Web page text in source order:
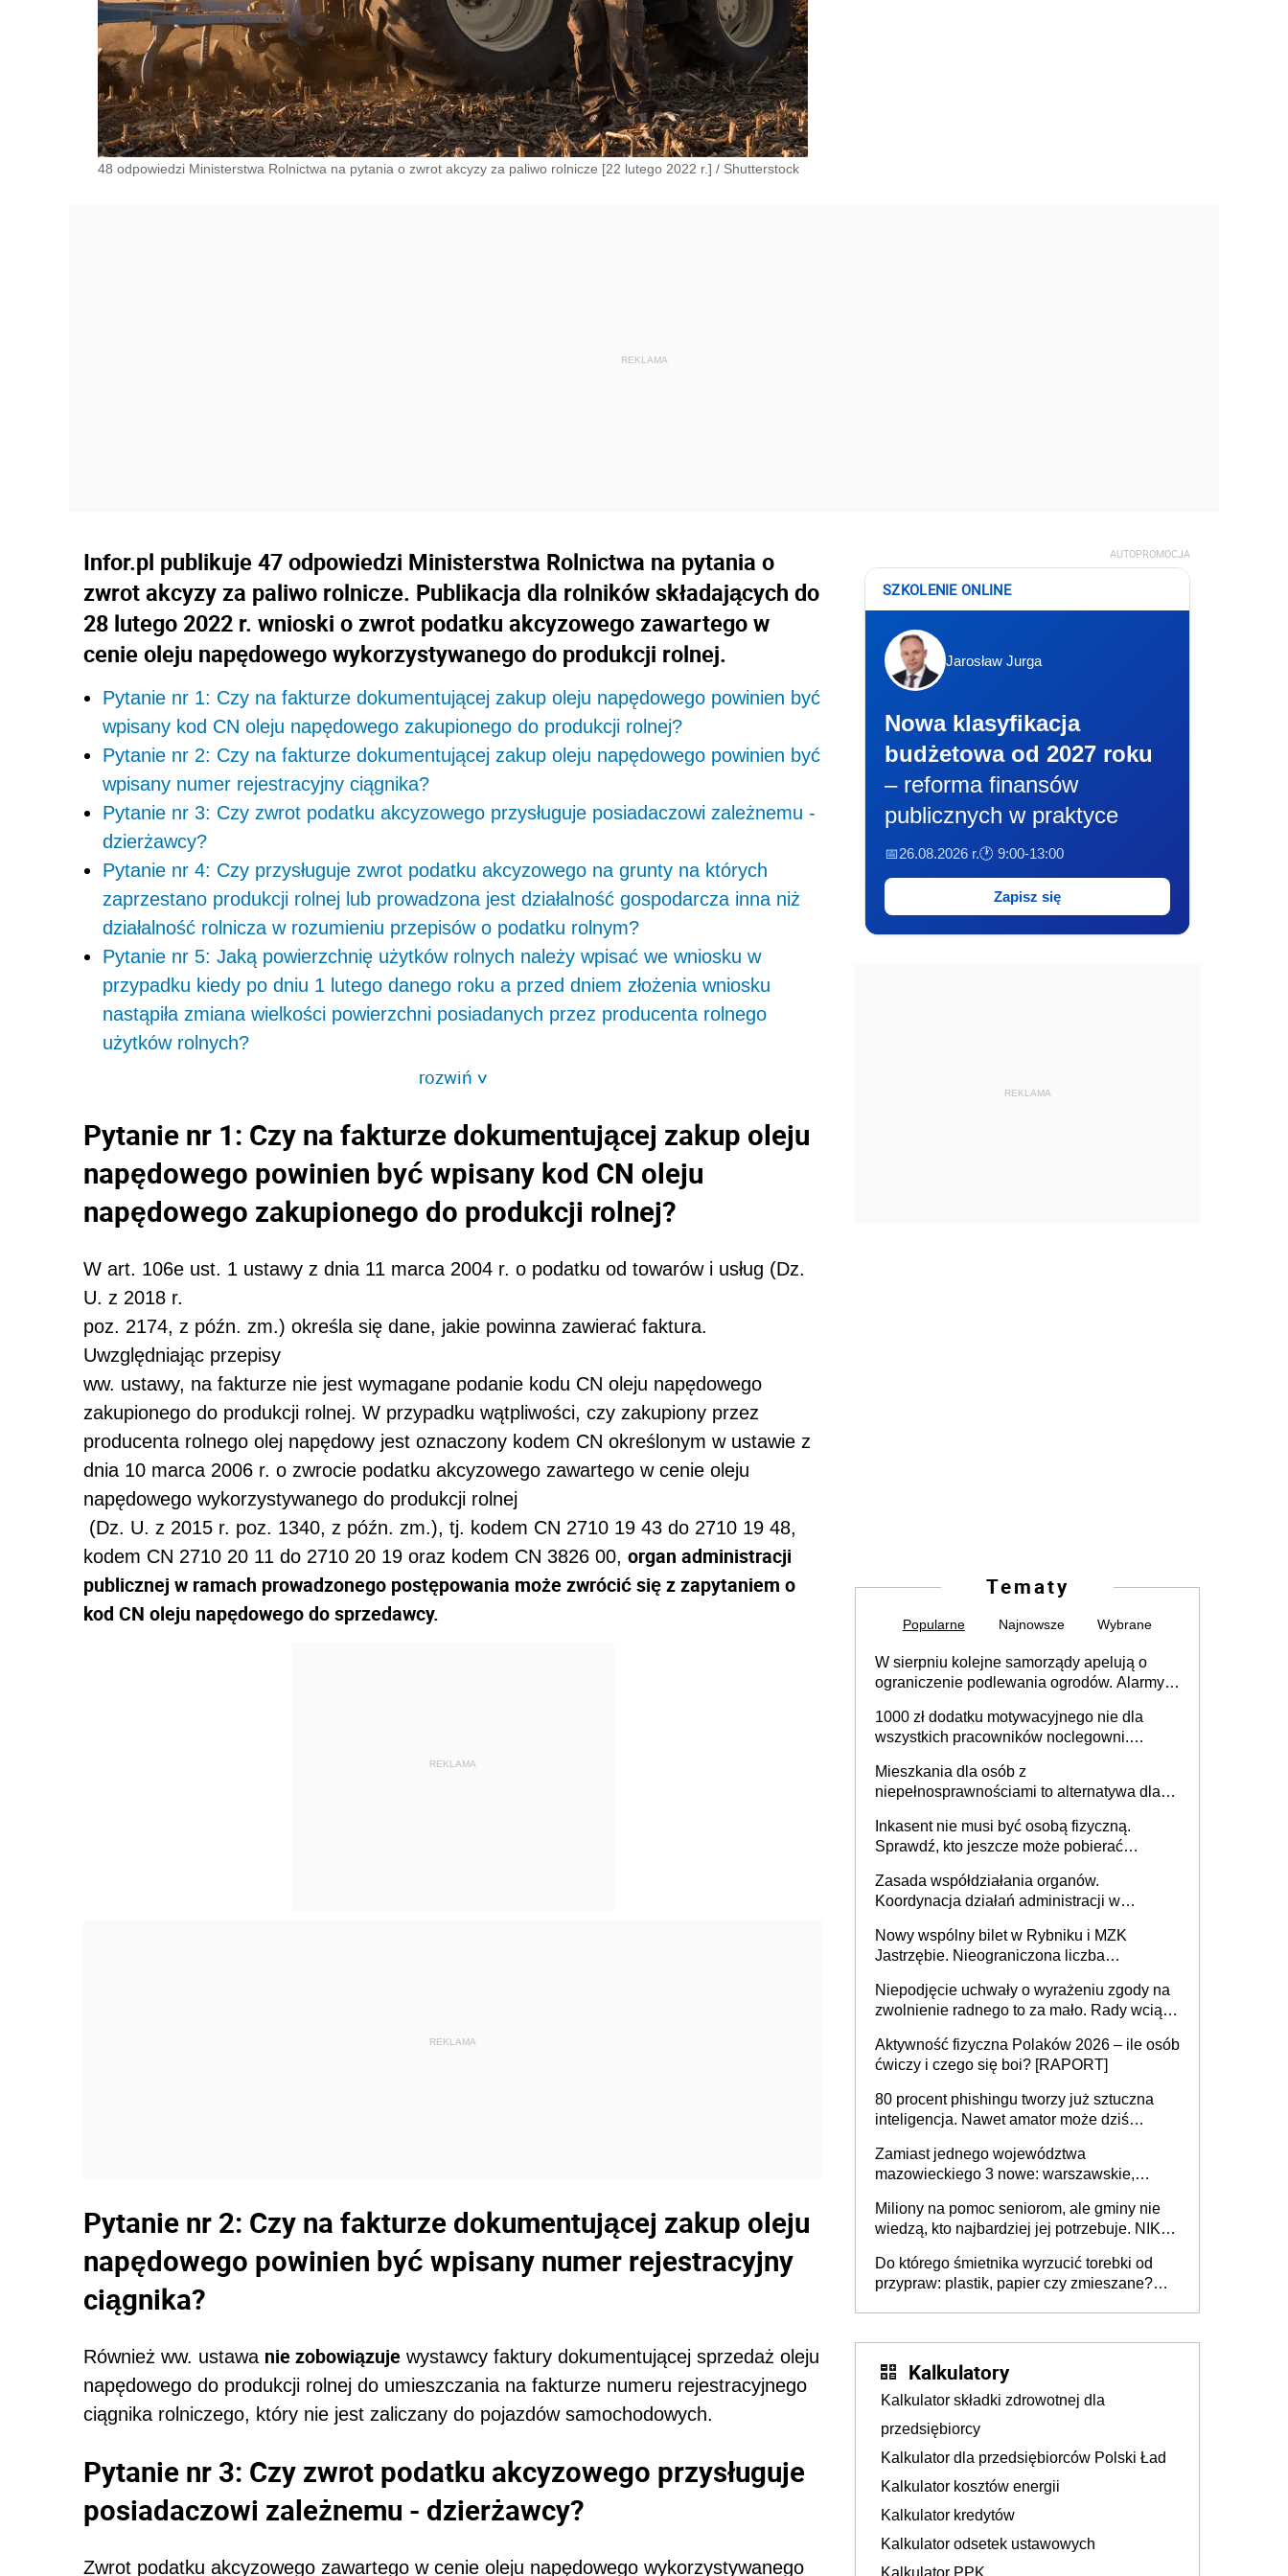
48 odpowiedzi Ministerstwa Rolnictwa na pytania o zwrot akcyzy za paliwo rolnicze [22 lutego 2022 r.] / Shutterstock
Infor.pl publikuje 47 odpowiedzi Ministerstwa Rolnictwa na pytania o
zwrot akcyzy za paliwo rolnicze. Publikacja dla rolników składających do
28 lutego 2022 r. wnioski o zwrot podatku akcyzowego zawartego w
cenie oleju napędowego wykorzystywanego do produkcji rolnej.
Pytanie nr 1: Czy na fakturze dokumentującej zakup oleju napędowego powinien być
wpisany kod CN oleju napędowego zakupionego do produkcji rolnej?
Pytanie nr 2: Czy na fakturze dokumentującej zakup oleju napędowego powinien być
wpisany numer rejestracyjny ciągnika?
Pytanie nr 3: Czy zwrot podatku akcyzowego przysługuje posiadaczowi zależnemu -
dzierżawcy?
Pytanie nr 4: Czy przysługuje zwrot podatku akcyzowego na grunty na których
zaprzestano produkcji rolnej lub prowadzona jest działalność gospodarcza inna niż
działalność rolnicza w rozumieniu przepisów o podatku rolnym?
Pytanie nr 5: Jaką powierzchnię użytków rolnych należy wpisać we wniosku w
przypadku kiedy po dniu 1 lutego danego roku a przed dniem złożenia wniosku
nastąpiła zmiana wielkości powierzchni posiadanych przez producenta rolnego
użytków rolnych?
rozwiń>
Pytanie nr 1: Czy na fakturze dokumentującej zakup oleju
napędowego powinien być wpisany kod CN oleju
napędowego zakupionego do produkcji rolnej?
W art. 106e ust. 1 ustawy z dnia 11 marca 2004 r. o podatku od towarów i usług (Dz.
U. z 2018 r.
poz. 2174, z późn. zm.) określa się dane, jakie powinna zawierać faktura.
Uwzględniając przepisy
ww. ustawy, na fakturze nie jest wymagane podanie kodu CN oleju napędowego
zakupionego do produkcji rolnej. W przypadku wątpliwości, czy zakupiony przez
producenta rolnego olej napędowy jest oznaczony kodem CN określonym w ustawie z
dnia 10 marca 2006 r. o zwrocie podatku akcyzowego zawartego w cenie oleju
napędowego wykorzystywanego do produkcji rolnej
(Dz. U. z 2015 r. poz. 1340, z późn. zm.), tj. kodem CN 2710 19 43 do 2710 19 48,
kodem CN 2710 20 11 do 2710 20 19 oraz kodem CN 3826 00, organ administracji
publicznej w ramach prowadzonego postępowania może zwrócić się z zapytaniem o
kod CN oleju napędowego do sprzedawcy.
REKLAMA
REKLAMA
Pytanie nr 2: Czy na fakturze dokumentującej zakup oleju
napędowego powinien być wpisany numer rejestracyjny
ciągnika?
Również ww. ustawa nie zobowiązuje wystawcy faktury dokumentującej sprzedaż oleju
napędowego do produkcji rolnej do umieszczania na fakturze numeru rejestracyjnego
ciągnika rolniczego, który nie jest zaliczany do pojazdów samochodowych.
Pytanie nr 3: Czy zwrot podatku akcyzowego przysługuje
posiadaczowi zależnemu - dzierżawcy?
Zwrot podatku akcyzowego zawartego w cenie oleju napędowego wykorzystywanego
AUTOPROMOCJA
SZKOLENIE ONLINE
Jarosław Jurga
Nowa klasyfikacja
budżetowa od 2027 roku
– reforma finansów
publicznych w praktyce
📅26.08.2026 r.🕐 9:00-13:00
Zapisz się
REKLAMA
Tematy
Popularne Najnowsze Wybrane
W sierpniu kolejne samorządy apelują o
ograniczenie podlewania ogrodów. Alarmy w
może objąć cały kraj
1000 zł dodatku motywacyjnego nie dla
wszystkich pracowników noclegowni.
Mieszkania dla osób z
niepełnosprawnościami to alternatywa dla
samodzielnie lub z rodziną
Inkasent nie musi być osobą fizyczną.
Sprawdź, kto jeszcze może pobierać
Zasada współdziałania organów.
Koordynacja działań administracji w
Nowy wspólny bilet w Rybniku i MZK
Jastrzębie. Nieograniczona liczba
Niepodjęcie uchwały o wyrażeniu zgody na
zwolnienie radnego to za mało. Rady wciąż
rozstrzygać sprawy
Aktywność fizyczna Polaków 2026 – ile osób
ćwiczy i czego się boi? [RAPORT]
80 procent phishingu tworzy już sztuczna
inteligencja. Nawet amator może dziś
Zamiast jednego województwa
mazowieckiego 3 nowe: warszawskie,
Europie nie ma tak dużych jednostek
stołecznych
Miliony na pomoc seniorom, ale gminy nie
wiedzą, kto najbardziej jej potrzebuje. NIK
Do którego śmietnika wyrzucić torebki od
przypraw: plastik, papier czy zmieszane?
Kalkulatory
Kalkulator składki zdrowotnej dla
przedsiębiorcy
Kalkulator dla przedsiębiorców Polski Ład
Kalkulator kosztów energii
Kalkulator kredytów
Kalkulator odsetek ustawowych